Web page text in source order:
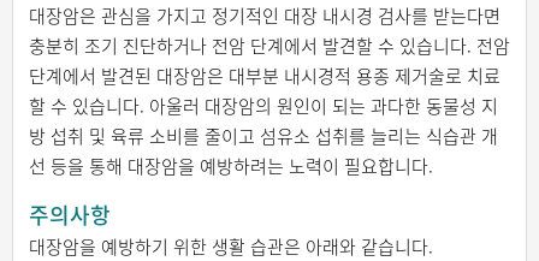
대장암은 관심을 가지고 정기적인 대장 내시경 검사를 받는다면
충분히 조기 진단하거나 전암 단계에서 발견할 수 있습니다. 전암
단계에서 발견된 대장암은 대부분 내시경적 용종 제거술로 치료
할 수 있습니다. 아울러 대장암의 원인이 되는 과다한 동물성 지
방 섭취 및 육류 소비를 줄이고 섬유소 섭취를 늘리는 식습관 개
선 등을 통해 대장암을 예방하려는 노력이 필요합니다.
주의사항
대장암을 예방하기 위한 생활 습관은 아래와 같습니다.